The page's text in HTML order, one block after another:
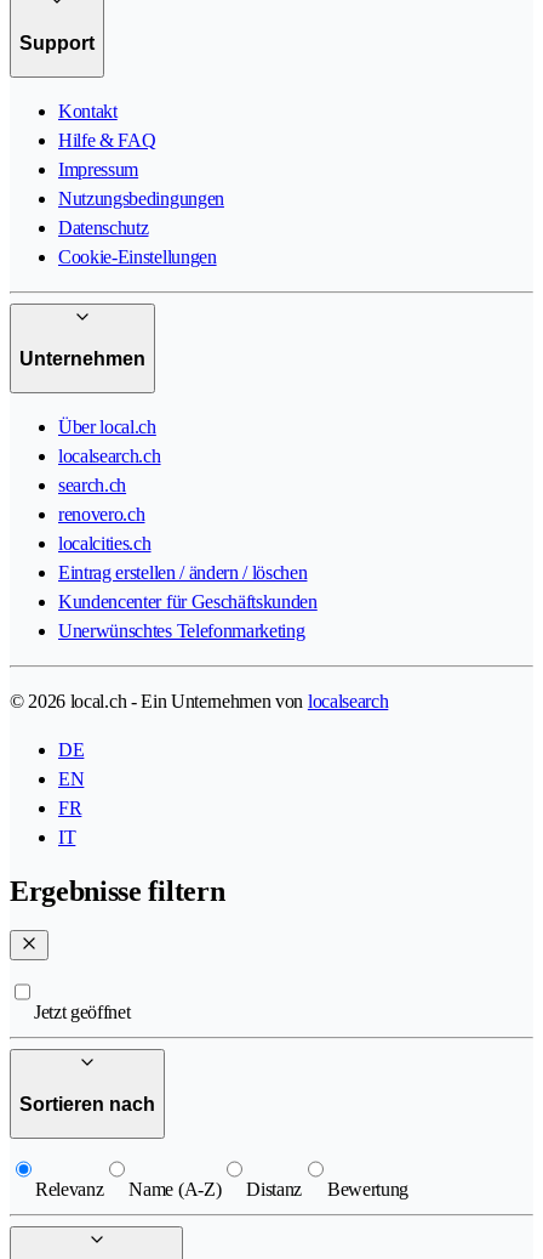
Support
Kontakt
Hilfe & FAQ
Impressum
Nutzungsbedingungen
Datenschutz
Cookie-Einstellungen
Unternehmen
Über local.ch
localsearch.ch
search.ch
renovero.ch
localcities.ch
Eintrag erstellen / ändern / löschen
Kundencenter für Geschäftskunden
Unerwünschtes Telefonmarketing
© 2026 local.ch - Ein Unternehmen von localsearch
DE
EN
FR
IT
Ergebnisse filtern
Jetzt geöffnet
Sortieren nach
Relevanz Name (A-Z) Distanz Bewertung